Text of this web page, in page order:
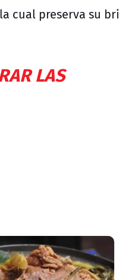
cual preserva su
LAS